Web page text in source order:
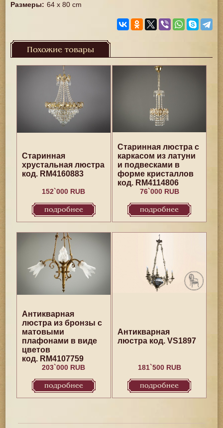
Размеры: 64 х 80 cm
Похожие товары
Старинная
хрустальная люстра
код. RM4160883
152`000 RUB
подробнее
Старинная люстра с
каркасом из латуни
и подвесками в
форме кристаллов
код. RM4114806
76`000 RUB
подробнее
Антикварная
люстра из бронзы с
матовыми
плафонами в виде
цветов
код. RM4107759
203`000 RUB
подробнее
Антикварная
люстра код. VS1897
181`500 RUB
подробнее